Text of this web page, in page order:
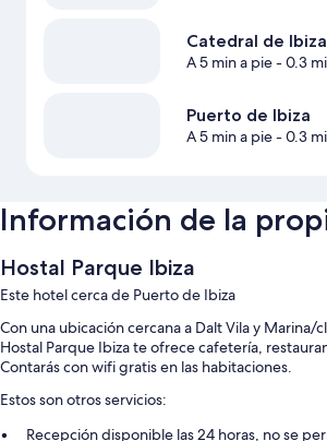
Catedral de Ibiza
A 5 min a pie- 0.3 mi
Puerto de Ibiza
A 5 min a pie- 0.3 mi
Información de la
Hostal Parque Ibiza
Este hotel cerca de Puerto de Ibiza
Con una ubicación cercana a Dalt Vila y Marina/
Hostal Parque Ibiza te ofrece cafetería,
Contarás con wifi gratis en las habitaciones.
Estos son otros servicios:
Recepción disponible las 24 horas, no se